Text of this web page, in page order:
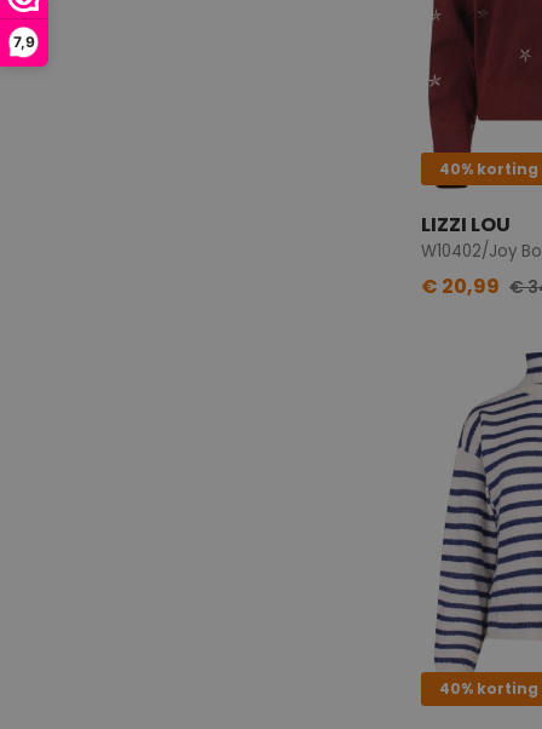
7,9
40% korting
LIZZI LOU
W10402/Joy
€ 20,99 €
40% korting